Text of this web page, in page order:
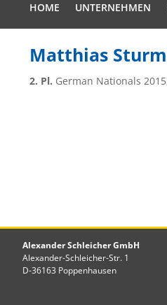
HOME UNTERNEHMEN
Matthias Sturm
2. Pl. German Nationals
Alexander Schleicher GmbH
Alexander-Schleicher-Str. 1
D-36163 Poppenhausen